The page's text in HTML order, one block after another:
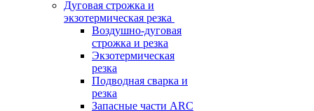
Дуговая строжка и
экзотермическая резка
Воздушно-дуговая
строжка и резка
Экзотермическая
резка
Подводная сварка и
резка
Запасные части ARC